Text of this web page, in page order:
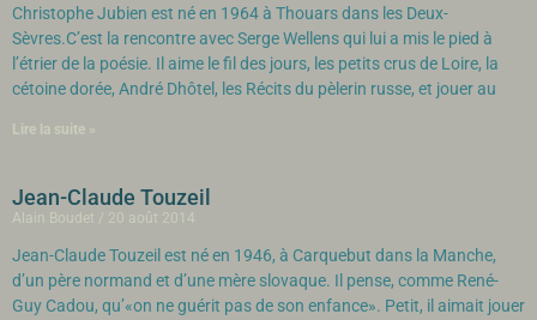
Christophe Jubien est né en 1964 à Thouars dans les Deux-
Sèvres.C’est la rencontre avec Serge Wellens qui lui a mis le pied à
l’étrier de la poésie. Il aime le fil des jours, les petits crus de Loire, la
cétoine dorée, André Dhôtel, les Récits du pèlerin russe, et jouer au
Lire la suite »
Jean-Claude Touzeil
Alain Boudet 20 août 2014
Jean-Claude Touzeil est né en 1946, à Carquebut dans la Manche,
d’un père normand et d’une mère slovaque. Il pense, comme René-
Guy Cadou, qu’«on ne guérit pas de son enfance». Petit, il aimait jouer